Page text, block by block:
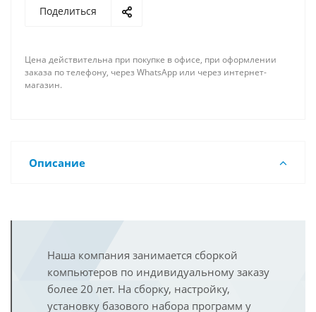
Поделиться
Цена действительна при покупке в офисе, при оформлении
заказа по телефону, через WhatsApp или через интернет-
магазин.
Описание
Наша компания занимается сборкой
компьютеров по индивидуальному заказу
более 20 лет. На сборку, настройку,
установку базового набора программ у